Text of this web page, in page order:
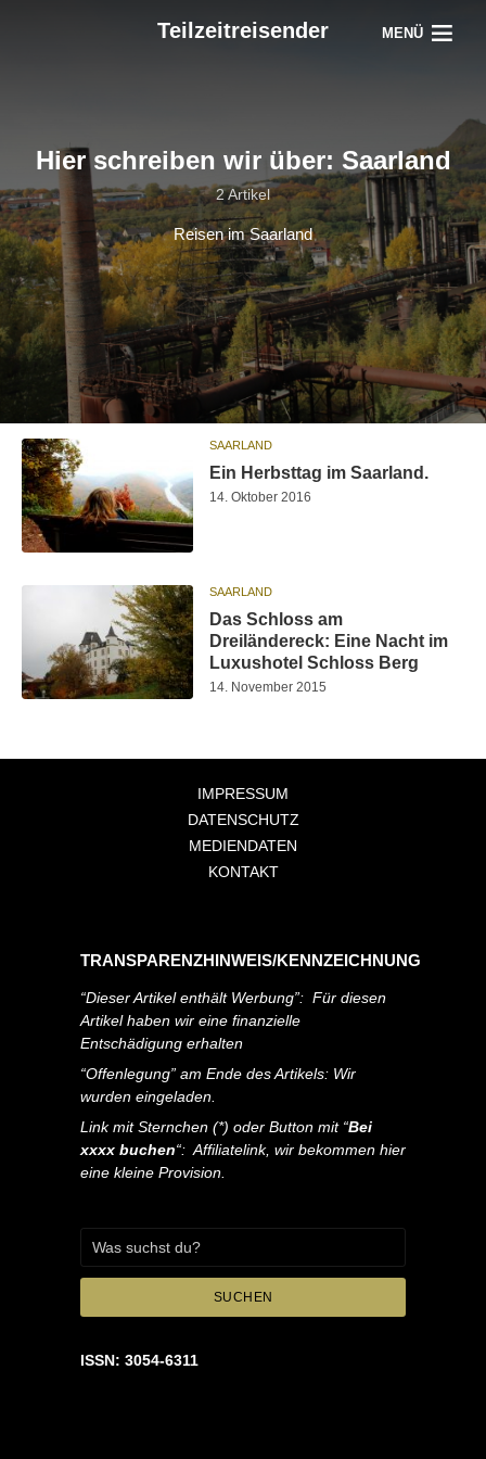
Teilzeitreisender MENÜ
Hier schreiben wir über: Saarland
2 Artikel
Reisen im Saarland
SAARLAND
Ein Herbsttag im Saarland.
14. Oktober 2016
SAARLAND
Das Schloss am
Dreiländereck: Eine Nacht im
Luxushotel Schloss Berg
14. November 2015
IMPRESSUM
DATENSCHUTZ
MEDIENDATEN
KONTAKT
TRANSPARENZHINWEIS/KENNZEICHNUNG
“Dieser Artikel enthält Werbung”: Für diesen
Artikel haben wir eine finanzielle
Entschädigung erhalten
“Offenlegung” am Ende des Artikels: Wir
wurden eingeladen.
Link mit Sternchen (*) oder Button mit “Bei
xxxx buchen“: Affiliatelink, wir bekommen hier
eine kleine Provision.
SUCHEN
ISSN: 3054-6311